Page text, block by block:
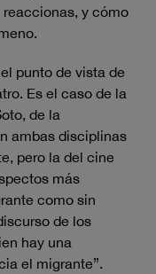
y cómo
punto de vista de
Es el caso de la
de la
ambas disciplinas
pero la del cine
más
como sin
de los
hay una
el migrante”.